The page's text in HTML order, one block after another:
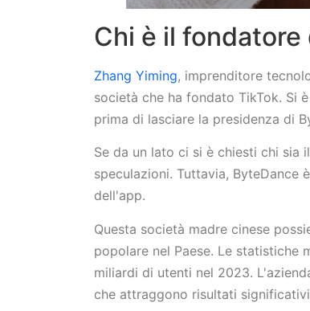
Chi è il fondatore
Zhang Yiming, imprenditore
società che ha fondato TikTok. Si
prima di lasciare la presidenza di
Se da un lato ci si è chiesti chi
speculazioni. Tuttavia, ByteDance
dell'app.
Questa società madre cinese
popolare nel Paese. Le statistiche
miliardi di utenti nel 2023.
che attraggono risultati